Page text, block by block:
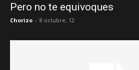
Pero no te equivoques
Chorizo - 8 octubre, 12